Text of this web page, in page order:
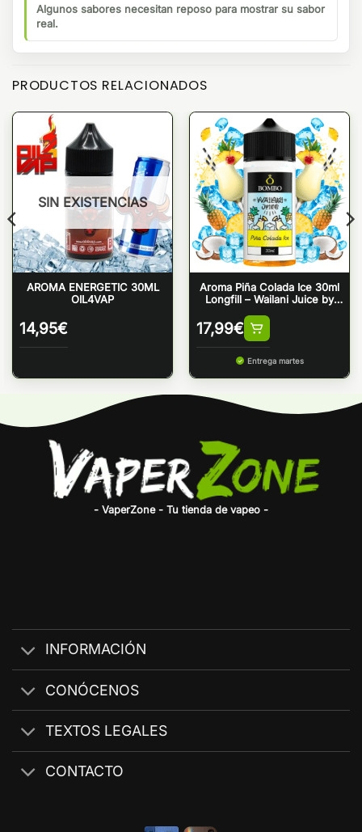
Algunos sabores necesitan reposo para mostrar su sabor
real.
PRODUCTOS RELACIONADOS
SIN EXISTENCIAS
AROMA ENERGETIC 30ML
OIL4VAP
14,95€
Aroma Piña Colada Ice 30ml
Longfill – Wailani Juice by
17,99€
Entrega martes
- VaperZone - Tu tienda de vapeo -
INFORMACIÓN
CONÓCENOS
TEXTOS LEGALES
CONTACTO